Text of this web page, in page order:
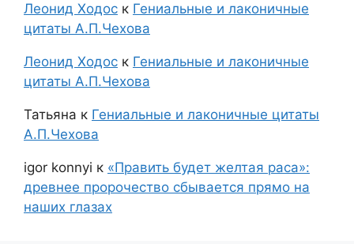
Леонид Ходос к Гениальные и лаконичные
цитаты А.П.Чехова
Леонид Ходос к Гениальные и лаконичные
цитаты А.П.Чехова
Татьяна к Гениальные и лаконичные цитаты
А.П.Чехова
igor konnyi к «Править будет желтая раса»:
древнее пророчество сбывается прямо на
наших глазах